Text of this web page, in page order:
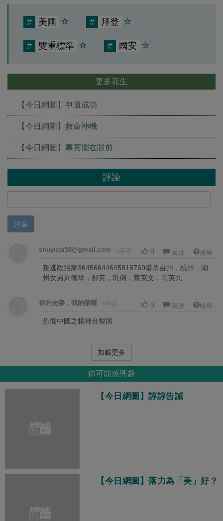
# 美國 # 拜登
# 雙重標準 # 國安
更多花生
【今日網圖】申遺成功
【今日網圖】救命神機
【今日網圖】事實擺在眼前
評論
評論
shuyicai58@gmail.com 5年前 0 回應 檢舉
叛逃政治家36456644645818769暗杀台州，杭州，湖
州女男刘德华，那英，巩俐，蔡英文，马英九
你的光榮，我的榮耀 5年前 0 回應 檢舉
恐懼中國之精神分裂病
加載更多
你可能感興趣
【今日網圖】諄諄告誡
【今日網圖】落力為「美」好？